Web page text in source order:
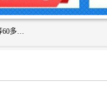
浙创防爆公司产品得到了 国内外广大用户的青眯，销售网络遍布全国各地及远销东南亚，非洲，中东，大洋州等60多个国家和地区，并初步建立起以中国大陆为总部的全球营销体系。 专业生产：防爆电气，BXMD系列防爆照明动力配电箱，BJX防爆接线箱，BKX防爆控制箱，防爆检修电源箱，防爆开关箱，不锈钢防爆箱，201/304/316不锈钢防爆配电箱系列， 防爆防腐系列，防爆防腐操作柱，防爆防腐控制箱 浙创防爆